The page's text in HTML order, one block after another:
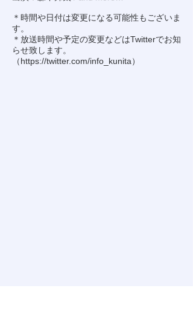
＊時間や日付は変更になる可能性もございま
す。
＊放送時間や予定の変更などはTwitterでお知
らせ致します。
（https://twitter.com/info_kunita）